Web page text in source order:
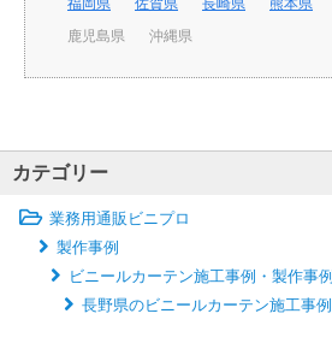
福岡県 佐賀県 長崎県 熊本県
鹿児島県
沖縄県
カテゴリー
業務用通販ビニプロ
製作事例
ビニールカーテン施工事例・製作事例
長野県のビニールカーテン施工事